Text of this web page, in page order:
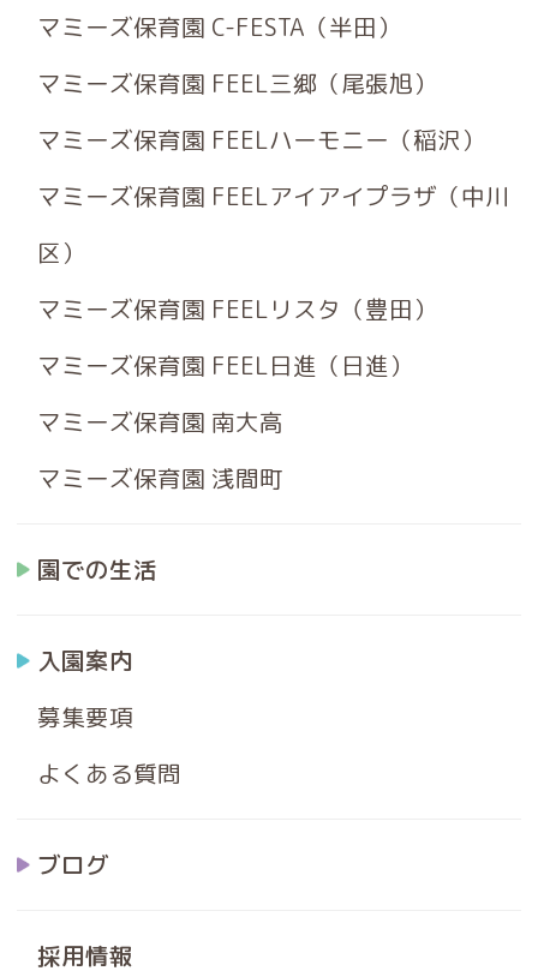
マミーズ保育園 C-FESTA（半田）
マミーズ保育園 FEEL三郷（尾張旭）
マミーズ保育園 FEELハーモニー（稲沢）
マミーズ保育園 FEELアイアイプラザ（中川
区）
マミーズ保育園 FEELリスタ（豊田）
マミーズ保育園 FEEL日進（日進）
マミーズ保育園 南大高
マミーズ保育園 浅間町
園での生活
入園案内
募集要項
よくある質問
ブログ
採用情報